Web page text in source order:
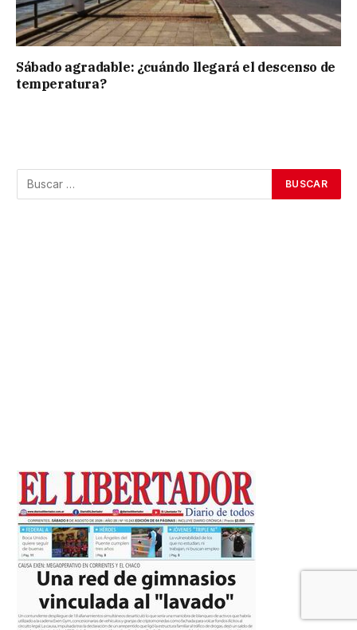
Sábado agradable: ¿cuándo llegará el descenso de
temperatura?